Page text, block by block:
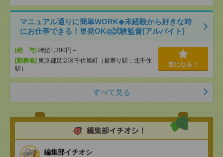
マニュアル通りに簡単WORK◆未経験から好きな時
にお仕事できる！単発OK◎試験監督[アルバイト]
[給 与] 時給1,300円～
[勤務地] 東京都足立区千住旭町（最寄り駅：北千住
駅）
気になる！
すべて見る
編集部イチオシ